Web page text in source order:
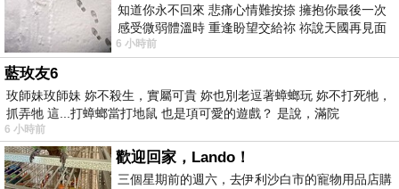
知道你永不回來 悲痛心情難按捺 擁抱你最後一次
感受微弱體溫時 重逢盼望交給祢 祢說天國再見面
此刻忍淚說別離 他日靈魂再
6 小時前
藍玫友6
玫師妹玫師妹 妳不殺生，實屬可貴 妳也別老逗著蟑螂玩 妳不打死牠，
抓弄牠 這...打蟑螂當打地鼠 也是項可愛的遊戲？ 是說，滿院
6 小時前
歡迎回家，Lando！
三個星期前的週六，去伊利沙白市的寵物用品店購